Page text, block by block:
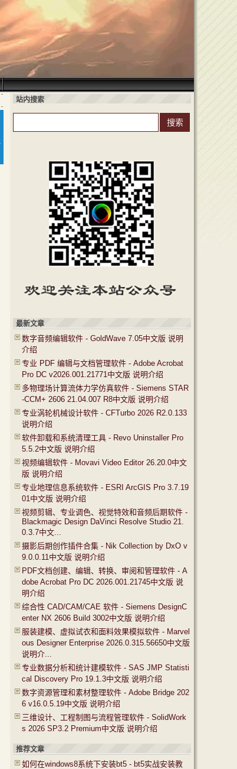
站内搜索
最新文章
数字音频编辑软件 - GoldWave 7.05中文版 说明
介绍
专业 PDF 编辑与文档管理软件 - Adobe Acrobat
Pro DC v2026.001.21771中文版 说明介绍
多物理场计算流体力学仿真软件 - Siemens STAR
-CCM+ 2606 21.04.007 R8中文版 说明介绍
专业涡轮机械设计软件 - CFTurbo 2026 R2.0.133
说明介绍
软件卸载和系统清理工具 - Revo Uninstaller Pro
5.5.2中文版 说明介绍
视频编辑软件 - Movavi Video Editor 26.20.0中文
版 说明介绍
专业地理信息系统软件 - ESRI ArcGIS Pro 3.7.19
01中文版 说明介绍
视频剪辑、专业调色、视觉特效和音频后期软件 -
Blackmagic Design DaVinci Resolve Studio 21.
0.3.7中文...
摄影后期创作插件合集 - Nik Collection by DxO v
9.0.0.11中文版 说明介绍
PDF文档创建、编辑、转换、审阅和管理软件 - A
dobe Acrobat Pro DC 2026.001.21745中文版 说
明介绍
综合性 CAD/CAM/CAE 软件 - Siemens DesignC
enter NX 2606 Build 3002中文版 说明介绍
服装建模、虚拟试衣和面料效果模拟软件 - Marvel
ous Designer Enterprise 2026.0.315.56650中文版
说明介...
专业数据分析和统计建模软件 - SAS JMP Statisti
cal Discovery Pro 19.1.3中文版 说明介绍
数字资源管理和素材整理软件 - Adobe Bridge 202
6 v16.0.5.19中文版 说明介绍
三维设计、工程制图与流程管理软件 - SolidWork
s 2026 SP3.2 Premium中文版 说明介绍
推荐文章
如何在windows8系统下安装bt5 - bt5实战安装教